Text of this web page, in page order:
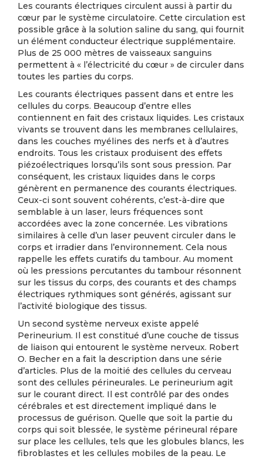
Les courants électriques circulent aussi à partir du
cœur par le système circulatoire. Cette circulation est
possible grâce à la solution saline du sang, qui fournit
un élément conducteur électrique supplémentaire.
Plus de 25 000 mètres de vaisseaux sanguins
permettent à « l’électricité du cœur » de circuler dans
toutes les parties du corps.
Les courants électriques passent dans et entre les
cellules du corps. Beaucoup d’entre elles
contiennent en fait des cristaux liquides. Les cristaux
vivants se trouvent dans les membranes cellulaires,
dans les couches myélines des nerfs et à d’autres
endroits. Tous les cristaux produisent des effets
piézoélectriques lorsqu’ils sont sous pression. Par
conséquent, les cristaux liquides dans le corps
génèrent en permanence des courants électriques.
Ceux-ci sont souvent cohérents, c’est-à-dire que
semblable à un laser, leurs fréquences sont
accordées avec la zone concernée. Les vibrations
similaires à celle d’un laser peuvent circuler dans le
corps et irradier dans l’environnement. Cela nous
rappelle les effets curatifs du tambour. Au moment
où les pressions percutantes du tambour résonnent
sur les tissus du corps, des courants et des champs
électriques rythmiques sont générés, agissant sur
l’activité biologique des tissus.
Un second système nerveux existe appelé
Perineurium. Il est constitué d’une couche de tissus
de liaison qui entourent le système nerveux. Robert
O. Becher en a fait la description dans une série
d’articles. Plus de la moitié des cellules du cerveau
sont des cellules périneurales. Le perineurium agit
sur le courant direct. Il est contrôlé par des ondes
cérébrales et est directement impliqué dans le
processus de guérison. Quelle que soit la partie du
corps qui soit blessée, le système périneural répare
sur place les cellules, tels que les globules blancs, les
fibroblastes et les cellules mobiles de la peau. Le